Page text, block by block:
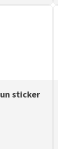
sticker